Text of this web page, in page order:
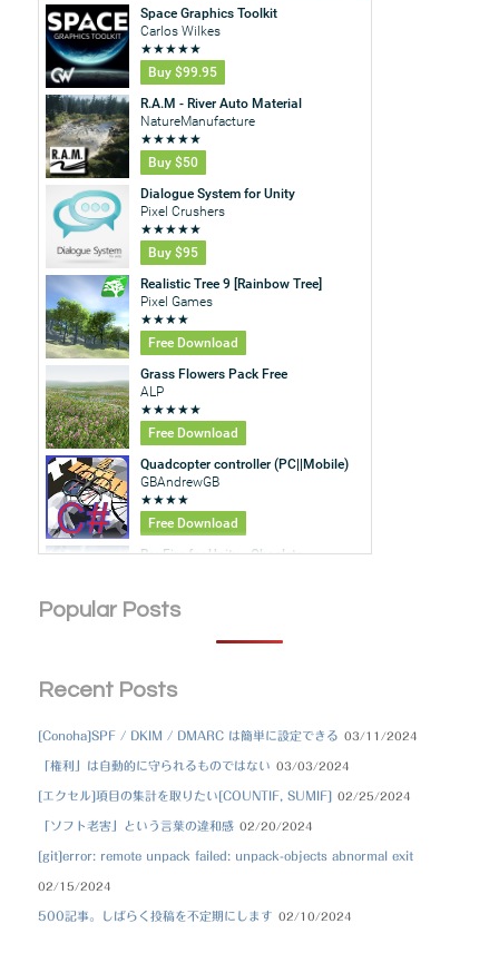
Popular Posts
Recent Posts
[Conoha]SPF / DKIM / DMARC は簡単に設定できる 03/11/2024
「権利」は自動的に守られるものではない 03/03/2024
[エクセル]項目の集計を取りたい[COUNTIF, SUMIF] 02/25/2024
「ソフト老害」という言葉の違和感 02/20/2024
[git]error: remote unpack failed: unpack-objects abnormal exit
02/15/2024
500記事。しばらく投稿を不定期にします 02/10/2024